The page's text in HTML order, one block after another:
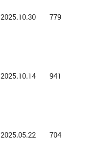
2025.10.30 779
2025.10.14 941
2025.05.22 704